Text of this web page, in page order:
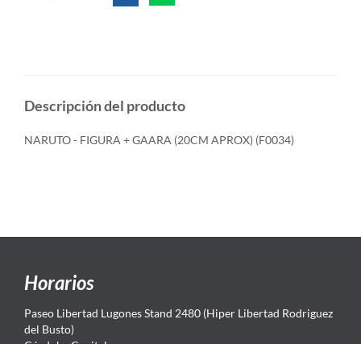
Descripción del producto
NARUTO - FIGURA + GAARA (20CM APROX) (F0034)
Horarios
Paseo Libertad Lugones Stand 2480 (Hiper Libertad Rodriguez
del Busto)